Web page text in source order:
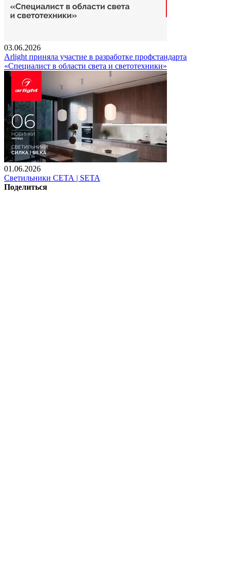
03.06.2026
Arlight приняла участие в разработке профстандарта
«Специалист в области света и светотехники»
01.06.2026
Светильники СЕТА | SETA
Поделиться